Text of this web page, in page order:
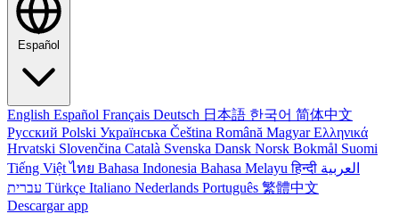
Español
English Español Français Deutsch 日本語 한국어 简体中文
Русский Polski Українська Čeština Română MagyarΕλληνικά
Hrvatski Slovenčina Català Svenska Dansk Norsk Bokmål Suomi
Tiếng Việtไทย Bahasa Indonesia Bahasa Melayuहिन्दी العربية
Türkçe Italiano Nederlands Português 繁體中文
Descargar app